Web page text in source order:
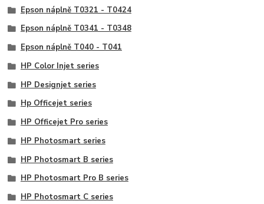
Epson náplně T0321 - T0424
Epson náplně T0341 - T0348
Epson náplně T040 - T041
HP Color Injet series
HP Designjet series
Hp Officejet series
HP Officejet Pro series
HP Photosmart series
HP Photosmart B series
HP Photosmart Pro B series
HP Photosmart C series